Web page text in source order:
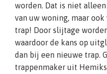
worden. Dat is niet
van uw woning, maar
trap! Door slijtage
waardoor de kans op
dan bij een nieuwe trap.
trappenmaker uit